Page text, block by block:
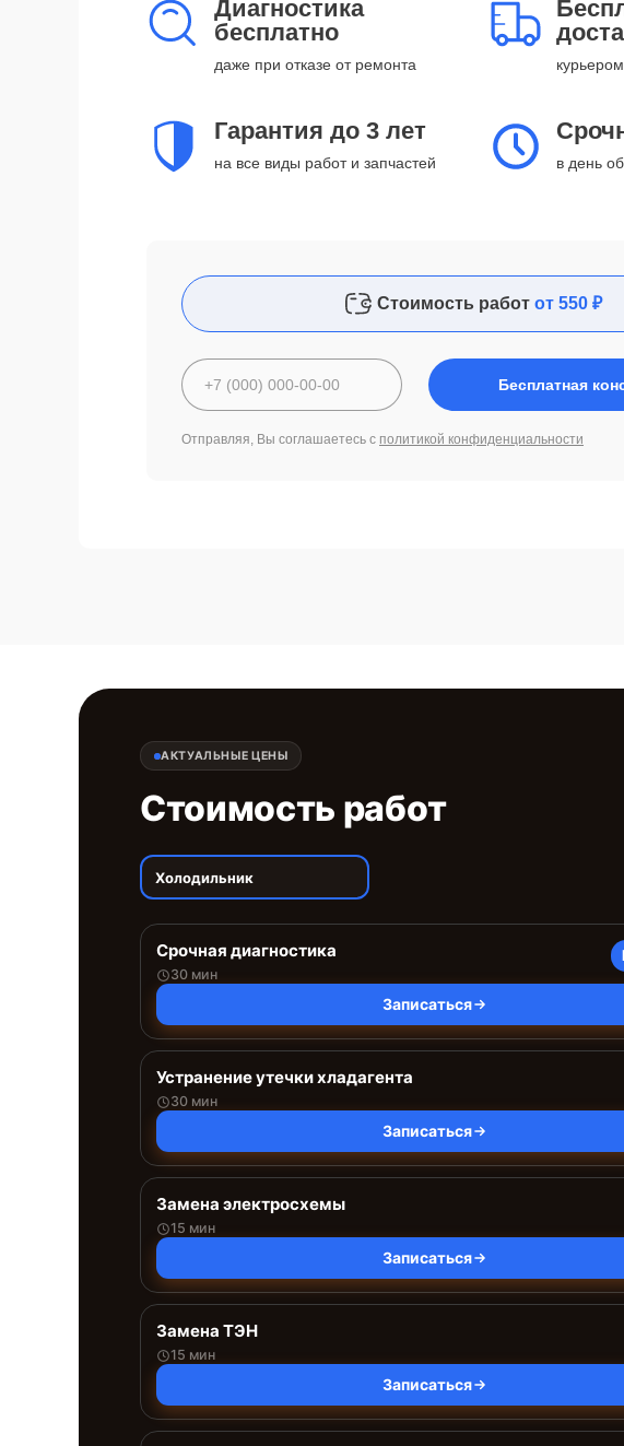
Диагностика
бесплатно
даже при отказе от ремонта
Гарантия до 3 лет
на все виды работ и запчастей в день
Стоимость работ от 550 ₽
Бесплатная
Отправляя, Вы соглашаетесь с политикой конфиденциальности
АКТУАЛЬНЫЕ ЦЕНЫ
Стоимость работ
Холодильник
Срочная диагностика
30 мин
Записаться
Устранение утечки хладагента
30 мин
Записаться
Замена электросхемы
15 мин
Записаться
Замена ТЭН
15 мин
Записаться